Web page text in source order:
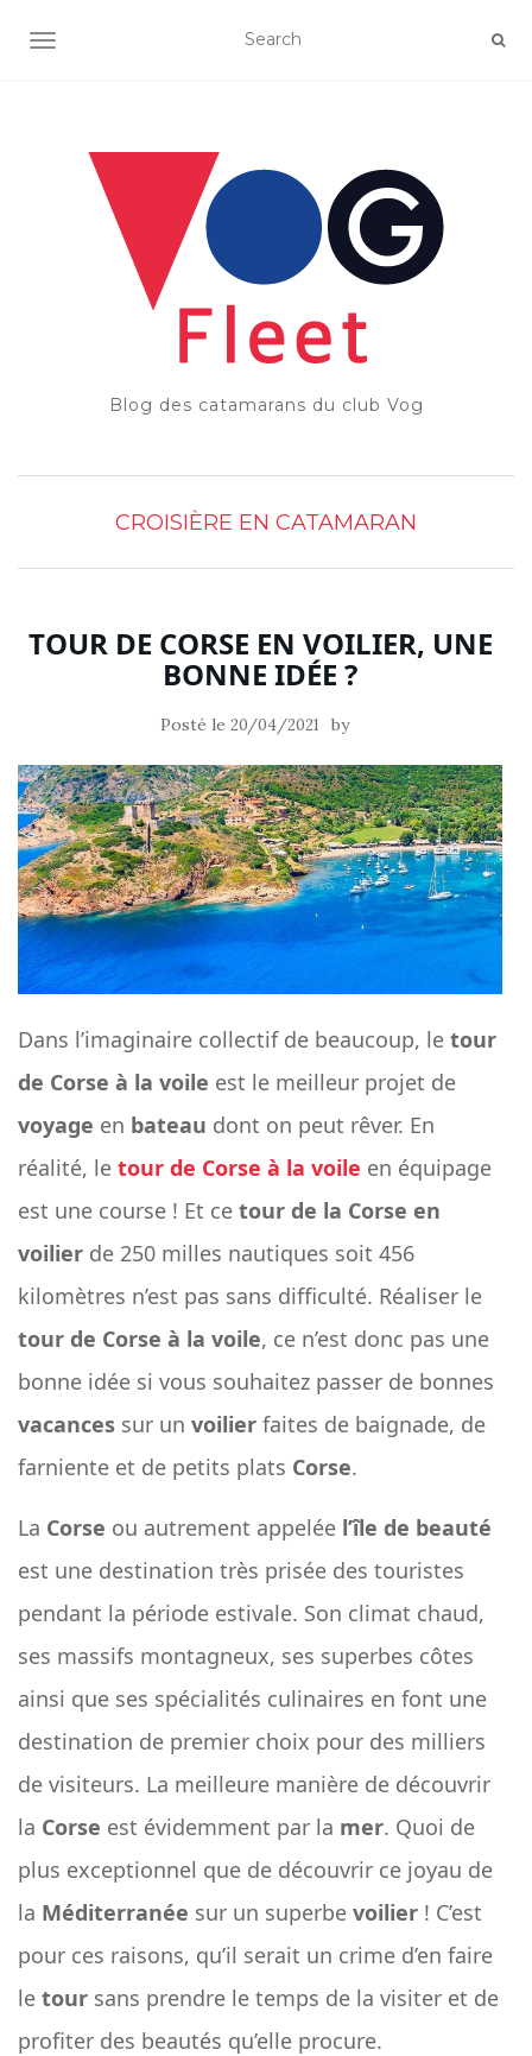
OUVRIR/FERMER LA NAVIGATION
Blog des catamarans du club Vog
CROISIÈRE EN CATAMARAN
TOUR DE CORSE EN VOILIER, UNE
BONNE IDÉE ?
Posté le 20/04/2021 by
Dans l’imaginaire collectif de beaucoup, le tour
de Corse à la voile est le meilleur projet de
voyage en bateau dont on peut rêver. En
réalité, le tour de Corse à la voile en équipage
est une course ! Et ce tour de la Corse en
voilier de 250 milles nautiques soit 456
kilomètres n’est pas sans difficulté. Réaliser le
tour de Corse à la voile, ce n’est donc pas une
bonne idée si vous souhaitez passer de bonnes
vacances sur un voilier faites de baignade, de
farniente et de petits plats Corse.
La Corse ou autrement appelée l’île de beauté
est une destination très prisée des touristes
pendant la période estivale. Son climat chaud,
ses massifs montagneux, ses superbes côtes
ainsi que ses spécialités culinaires en font une
destination de premier choix pour des milliers
de visiteurs. La meilleure manière de découvrir
la Corse est évidemment par la mer. Quoi de
plus exceptionnel que de découvrir ce joyau de
la Méditerranée sur un superbe voilier ! C’est
pour ces raisons, qu’il serait un crime d’en faire
le tour sans prendre le temps de la visiter et de
profiter des beautés qu’elle procure.